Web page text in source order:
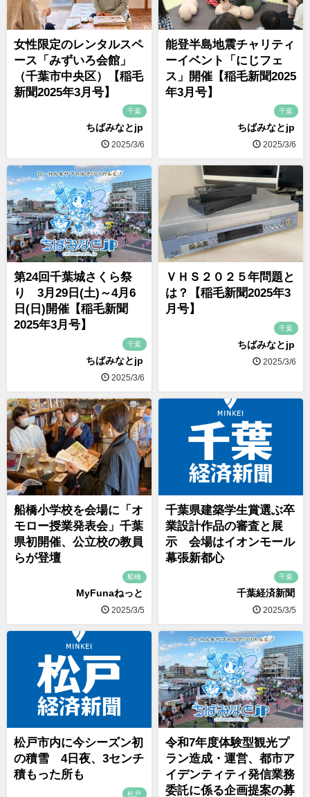
女性限定のレンタルスペ
ース「みずいろ会館」
（千葉市中央区）【稲毛
新聞2025年3月号】
千葉
ちばみなとjp
2025/3/6
能登半島地震チャリティ
ーイベント「にじフェ
ス」開催【稲毛新聞2025
年3月号】
千葉
ちばみなとjp
2025/3/6
第24回千葉城さくら祭
り 3月29日(土)～4月6
日(日)開催【稲毛新聞
2025年3月号】
千葉
ちばみなとjp
2025/3/6
ＶＨＳ２０２５年問題と
は？【稲毛新聞2025年3
月号】
千葉
ちばみなとjp
2025/3/6
船橋小学校を会場に「オ
モロー授業発表会」千葉
県初開催、公立校の教員
らが登壇
船橋
MyFunaねっと
2025/3/5
千葉県建築学生賞選ぶ卒
業設計作品の審査と展
示 会場はイオンモール
幕張新都心
千葉
千葉経済新聞
2025/3/5
松戸市内に今シーズン初
の積雪 4日夜、3センチ
積もった所も
松戸
令和7年度体験型観光プ
ラン造成・運営、都市ア
イデンティティ発信業務
委託に係る企画提案の募